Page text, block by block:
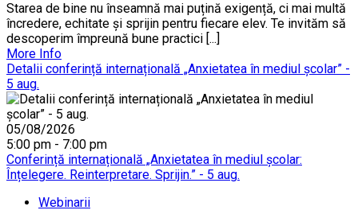
Starea de bine nu înseamnă mai puțină exigență, ci mai multă
încredere, echitate și sprijin pentru fiecare elev. Te invităm să
descoperim împreună bune practici [...]
More Info
Detalii conferință internațională „Anxietatea în mediul școlar” -
5 aug.
05/08/2026
5:00 pm - 7:00 pm
Conferință internațională „Anxietatea în mediul școlar:
Înțelegere. Reinterpretare. Sprijin.” - 5 aug.
Webinarii